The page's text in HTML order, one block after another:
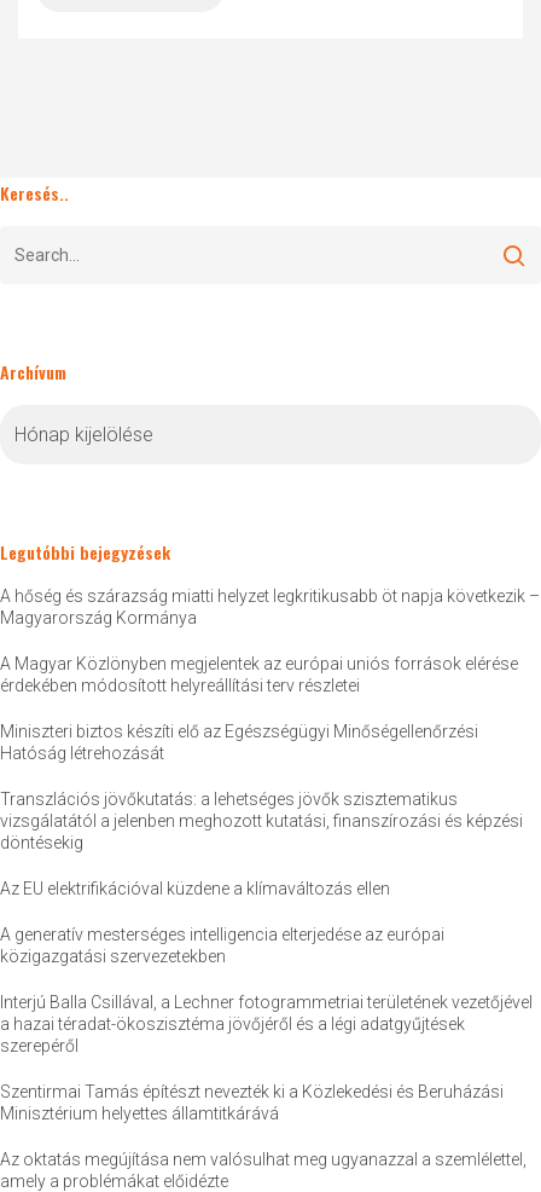
Keresés..
Archívum
Legutóbbi bejegyzések
A hőség és szárazság miatti helyzet legkritikusabb öt napja következik –
Magyarország Kormánya
A Magyar Közlönyben megjelentek az európai uniós források elérése
érdekében módosított helyreállítási terv részletei
Miniszteri biztos készíti elő az Egészségügyi Minőségellenőrzési
Hatóság létrehozását
Transzlációs jövőkutatás: a lehetséges jövők szisztematikus
vizsgálatától a jelenben meghozott kutatási, finanszírozási és képzési
döntésekig
Az EU elektrifikációval küzdene a klímaváltozás ellen
A generatív mesterséges intelligencia elterjedése az európai
közigazgatási szervezetekben
Interjú Balla Csillával, a Lechner fotogrammetriai területének vezetőjével
a hazai téradat-ökoszisztéma jövőjéről és a légi adatgyűjtések
szerepéről
Szentirmai Tamás építészt nevezték ki a Közlekedési és Beruházási
Minisztérium helyettes államtitkárává
Az oktatás megújítása nem valósulhat meg ugyanazzal a szemlélettel,
amely a problémákat előidézte